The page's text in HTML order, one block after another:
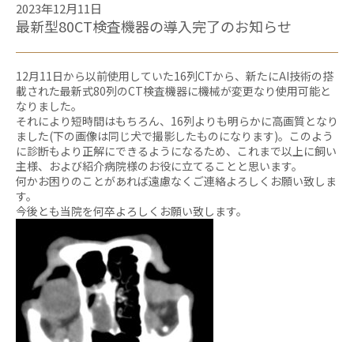
2023年12月11日
最新型80CT検査機器の導入完了のお知らせ
12月11日から以前使用していた16列CTから、新たにAI技術の搭
載された最新式80列のCT検査機器に機械が変更なり使用可能と
なりました。
それにより短時間はもちろん、16列よりも明らかに高画質となり
ました(下の画像は同じ犬で撮影したものになります)。このよう
に診断もより正解にできるようになるため、これまで以上に飼い
主様、および紹介病院様のお役に立てることと思います。
何かお困りのことがあれば遠慮なくご連絡よろしくお願い致しま
す。
今後とも当院を何卒よろしくお願い致します。